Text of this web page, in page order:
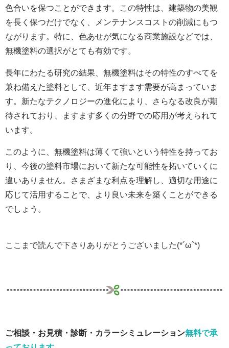
色合いを保つことができます。この特性は、建築物の美観
を長く保つだけでなく、メンテナンスコストの削減にもつ
ながります。特に、色あせが気になる商業施設などでは、
無機塗料の選択がとても有効です。
長年にわたる研究の結果、無機塗料はその特性のすべてを
兼ね備えた塗料として、近年ますます需要が高まっていま
す。新たなテクノロジーの進化により、さらなる改良が期
待されており、ますます多くの分野での応用が考えられて
います。
このように、無機塗料は薄くて強いという特性を持ってお
り、今後の塗料市場において新たな可能性を拓いていくに
違いありません。さまざまな利点を理解し、適切な用途に
応じて活用することで、より良い未来を築くことができる
でしょう。
ここまで読んで下さりありがとうございました(*´ω`*)
ご相談・お見積・診断・カラーシミュレーション無料で承